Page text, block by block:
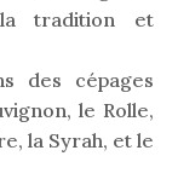
tradition et
des cépages
le Rolle,
la Syrah, et le